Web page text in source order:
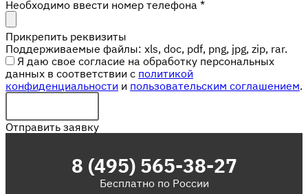
Необходимо ввести номер телефона *
Прикрепить реквизиты
Поддерживаемые файлы: xls, doc, pdf, png, jpg, zip, rar.
Я даю свое согласие на обработку персональных
данных в соответствии с политикой
конфиденциальности и пользовательским соглашением.
Отправить заявку
8 (495) 565-38-27
Бесплатно по России